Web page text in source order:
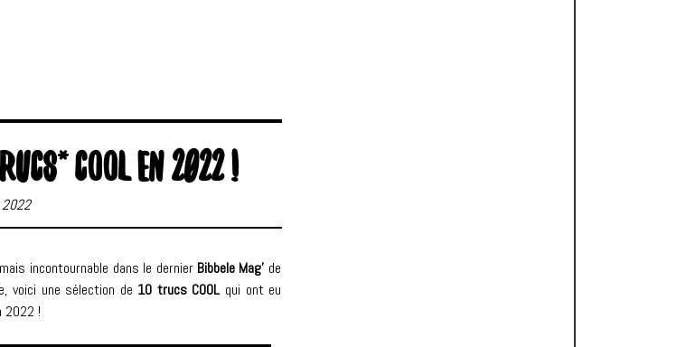
COOL EN 2022 !
incontournable dans le dernier Bibbele Mag’ de
voici une sélection de 10 trucs COOL qui ont eu
2022 !